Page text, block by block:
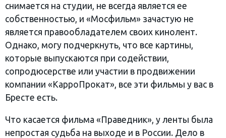
снимается на студии, не всегда является ее
собственностью, и «Мосфильм» зачастую не
является правообладателем своих кинолент.
Однако, могу подчеркнуть, что все картины,
которые выпускаются при содействии,
сопродюсерстве или участии в продвижении
компании «КарроПрокат», все эти фильмы у вас в
Бресте есть.
Что касается фильма «Праведник», у ленты была
непростая судьба на выходе и в России. Дело в